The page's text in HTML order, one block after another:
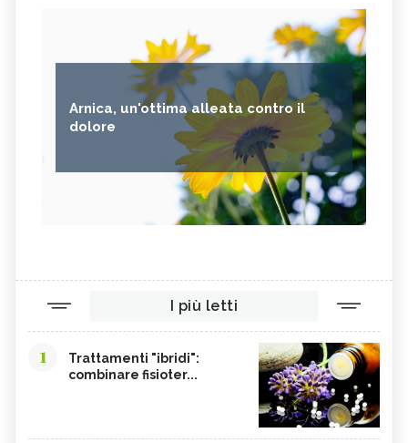
Arnica, un'ottima alleata contro il
dolore
I più letti
1
Trattamenti "ibridi":
combinare fisioter...